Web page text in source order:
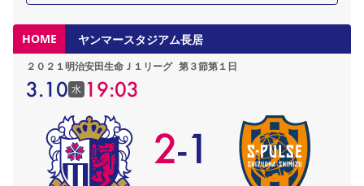
HOME ヤンマースタジアム長居
２０２１明治安田生命Ｊ１リーグ 第３節第１日
3.10 水 19:03
2-1